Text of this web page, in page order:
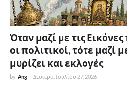
Όταν μαζί με τις
οι πολιτικοί, τότε μαζί
μυρίζει και εκλογές
by Ang - Δευτέρα, Ιουλίου 27, 2026